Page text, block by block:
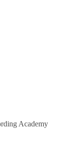
Academy